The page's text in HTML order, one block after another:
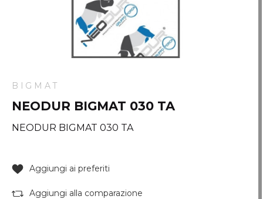
BIGMAT
NEODUR BIGMAT 030 TA
NEODUR BIGMAT 030 TA
Aggiungi ai preferiti
Aggiungi alla comparazione